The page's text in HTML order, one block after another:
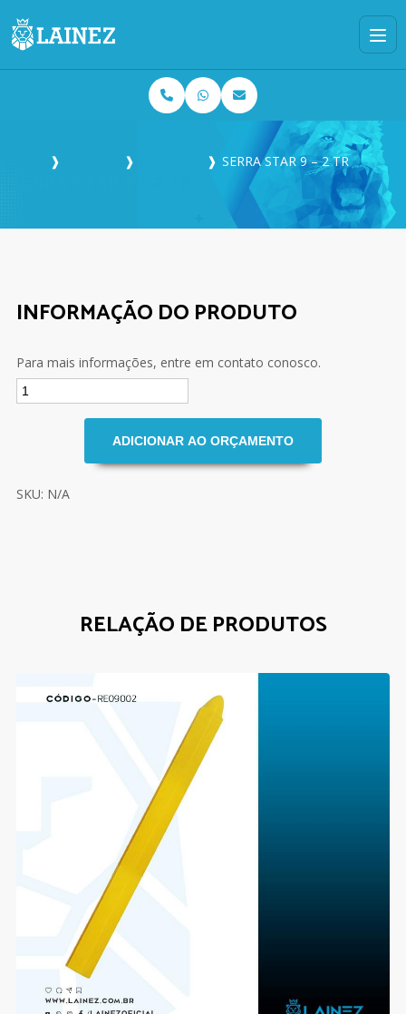
❱ ❱ ❱ SERRA STAR 9 – 2 TR
INFORMAÇÃO DO PRODUTO
Para mais informações, entre em contato conosco.
SKU: N/A
RELAÇÃO DE PRODUTOS